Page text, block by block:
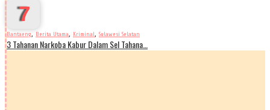
7
Bantaeng, Berita Utama, Kriminal, Sulawesi Selatan
3 Tahanan Narkoba Kabur Dalam Sel Tahana…